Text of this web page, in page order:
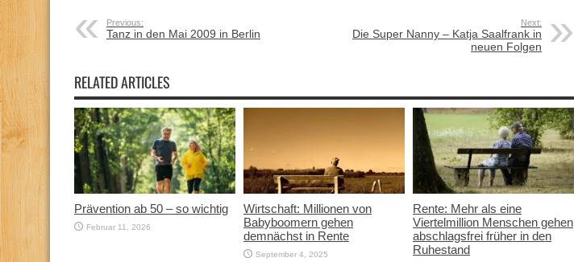
Previous:
Tanz in den Mai 2009 in Berlin
Next:
Die Super Nanny – Katja Saalfrank in
neuen Folgen
RELATED ARTICLES
Prävention ab 50 – so wichtig
Februar 11, 2026
Wirtschaft: Millionen von
Babyboomern gehen
demnächst in Rente
September 4, 2025
Rente: Mehr als eine
Viertelmillion Menschen gehen
abschlagsfrei früher in den
Ruhestand